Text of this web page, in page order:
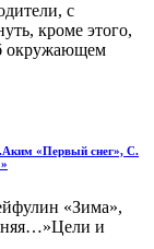
с
кроме этого,
окружающем
«Первый снег», С.
«Зима»,
и